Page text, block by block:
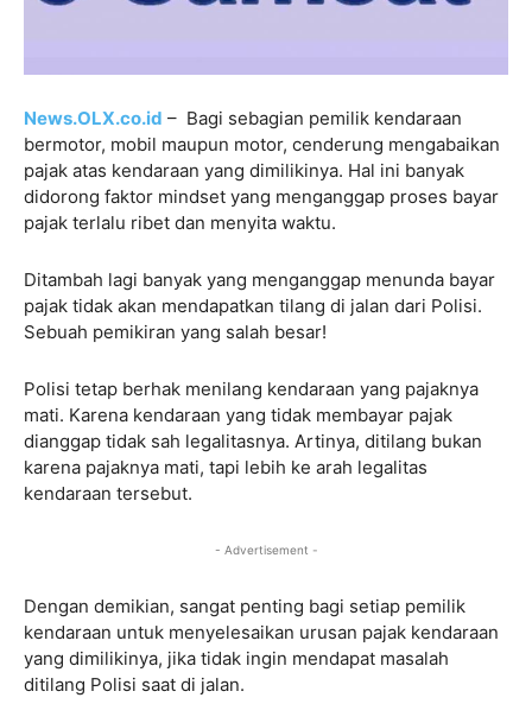
News.OLX.co.id – Bagi sebagian pemilik kendaraan
bermotor, mobil maupun motor, cenderung mengabaikan
pajak atas kendaraan yang dimilikinya. Hal ini banyak
didorong faktor mindset yang menganggap proses bayar
pajak terlalu ribet dan menyita waktu.
Ditambah lagi banyak yang menganggap menunda bayar
pajak tidak akan mendapatkan tilang di jalan dari Polisi.
Sebuah pemikiran yang salah besar!
Polisi tetap berhak menilang kendaraan yang pajaknya
mati. Karena kendaraan yang tidak membayar pajak
dianggap tidak sah legalitasnya. Artinya, ditilang bukan
karena pajaknya mati, tapi lebih ke arah legalitas
kendaraan tersebut.
- Advertisement -
Dengan demikian, sangat penting bagi setiap pemilik
kendaraan untuk menyelesaikan urusan pajak kendaraan
yang dimilikinya, jika tidak ingin mendapat masalah
ditilang Polisi saat di jalan.